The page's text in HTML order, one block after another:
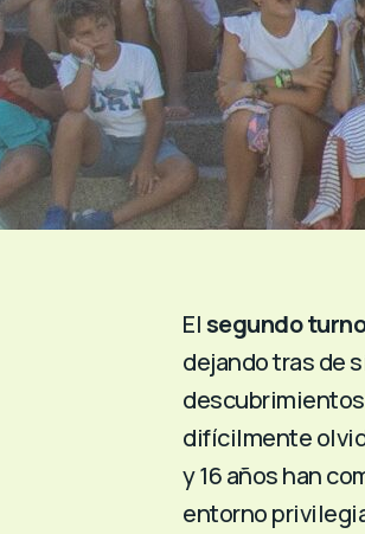
Elsegundo turno
dejando tras de
difícilmente
y 16 años han
entorno